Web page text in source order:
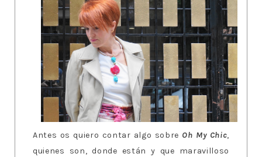
Antes os quiero contar algo sobre Oh My Chic,
quienes son, donde están y que maravilloso